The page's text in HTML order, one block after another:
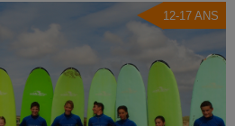
12-17 ANS